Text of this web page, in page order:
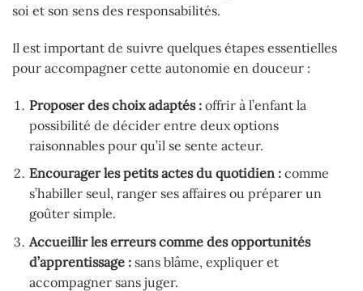
soi et son sens des responsabilités.
Il est important de suivre quelques étapes essentielles
pour accompagner cette autonomie en douceur :
Proposer des choix adaptés :offrir à l’enfant la
possibilité de décider entre deux options
raisonnables pour qu’il se sente acteur.
Encourager les petits actes du quotidien :comme
s’habiller seul, ranger ses affaires ou préparer un
goûter simple.
Accueillir les erreurs comme des opportunités
d’apprentissage :sans blâme, expliquer et
accompagner sans juger.